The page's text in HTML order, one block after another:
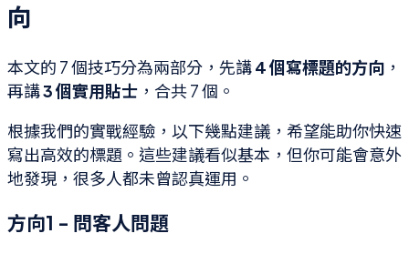
向
本文的 7 個技巧分為兩部分，先講4 個寫標題的方向 ，
再講3 個實用貼士 ，合共 7 個。
根據我們的實戰經驗，以下幾點建議，希望能助你快速
寫出高效的標題。這些建議看似基本，但你可能會意外
地發現，很多人都未曾認真運用。
方向1 - 問客人問題